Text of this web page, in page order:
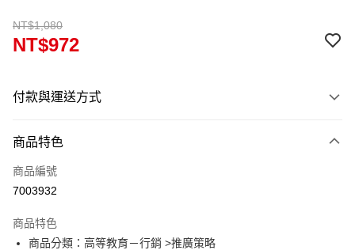
NT$1,080
NT$972
付款與運送方式
信用卡一次付款
超商取貨付款
Google Pay
商品特色
商品編號
7003932
商品特色
商品分類：高等教育－行銷 >推廣策略